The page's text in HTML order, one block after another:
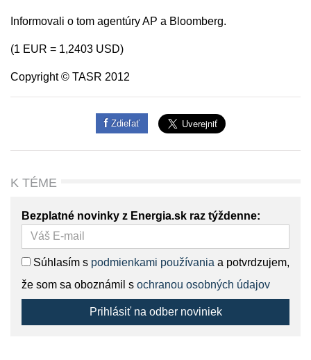
Informovali o tom agentúry AP a Bloomberg.
(1 EUR = 1,2403 USD)
Copyright © TASR 2012
Zdieľať
K TÉME
Bezplatné novinky z Energia.sk raz týždenne:
Súhlasím s podmienkami používania a potvrdzujem,
že som sa oboznámil s ochranou osobných údajov
Prihlásiť na odber noviniek